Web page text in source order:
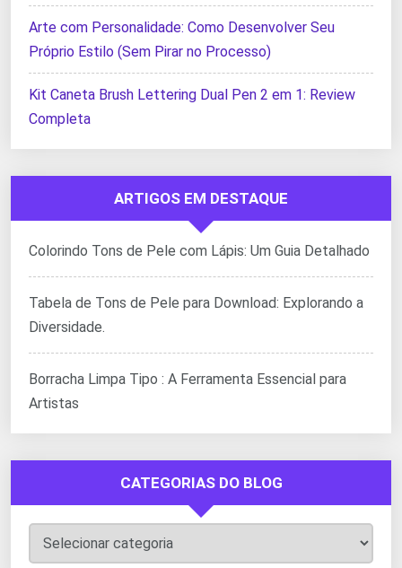
Arte com Personalidade: Como Desenvolver Seu
Próprio Estilo (Sem Pirar no Processo)
Kit Caneta Brush Lettering Dual Pen 2 em 1: Review
Completa
ARTIGOS EM DESTAQUE
Colorindo Tons de Pele com Lápis: Um Guia Detalhado
Tabela de Tons de Pele para Download: Explorando a
Diversidade.
Borracha Limpa Tipo : A Ferramenta Essencial para
Artistas
CATEGORIAS DO BLOG
Categorias
do